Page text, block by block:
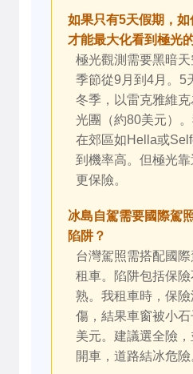
如果只有5天假期，
才能最大化看到極光
極光觀測需要黑暗天
季節從9月到4月。5
冬季，以雷克雅維
光團（約80美元）
在郊區如Hella或
到機率高。但極光
更保險。
冰島自駕需要國際駕
陷阱？
台灣駕照需搭配國
租車。陷阱包括保
熟。我租車時，保
傷，結果車窗被小
美元。建議選全險
開車，道路結冰危險